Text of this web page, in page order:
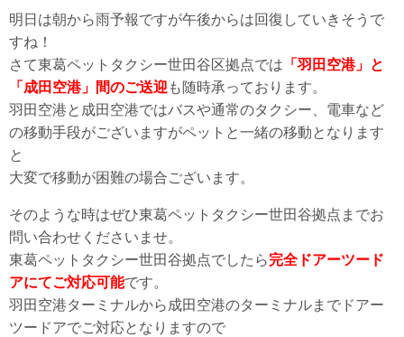
明日は朝から雨予報ですが午後からは回復していきそうで
すね！
さて東葛ペットタクシー世田谷区拠点では 「羽田空港」と
「成田空港」間のご送迎 も随時承っております。
羽田空港と成田空港ではバスや通常のタクシー、電車など
の移動手段がございますがペットと一緒の移動となります
と
大変で移動が困難の場合ございます。
そのような時はぜひ東葛ペットタクシー世田谷拠点までお
問い合わせくださいませ。
東葛ペットタクシー世田谷拠点でしたら完全ドアーツード
アにてご対応可能です。
羽田空港ターミナルから成田空港のターミナルまでドアー
ツードアでご対応となりますので